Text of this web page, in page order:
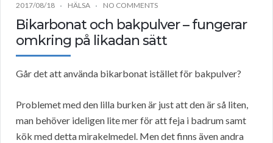
2017/08/18 HÄLSA NO COMMENTS
Bikarbonat och bakpulver – fungerar
omkring på likadan sätt
Går det att använda bikarbonat istället för bakpulver?
Problemet med den lilla burken är just att den är så liten,
man behöver ideligen lite mer för att feja i badrum samt
kök med detta mirakelmedel. Men det finns även andra